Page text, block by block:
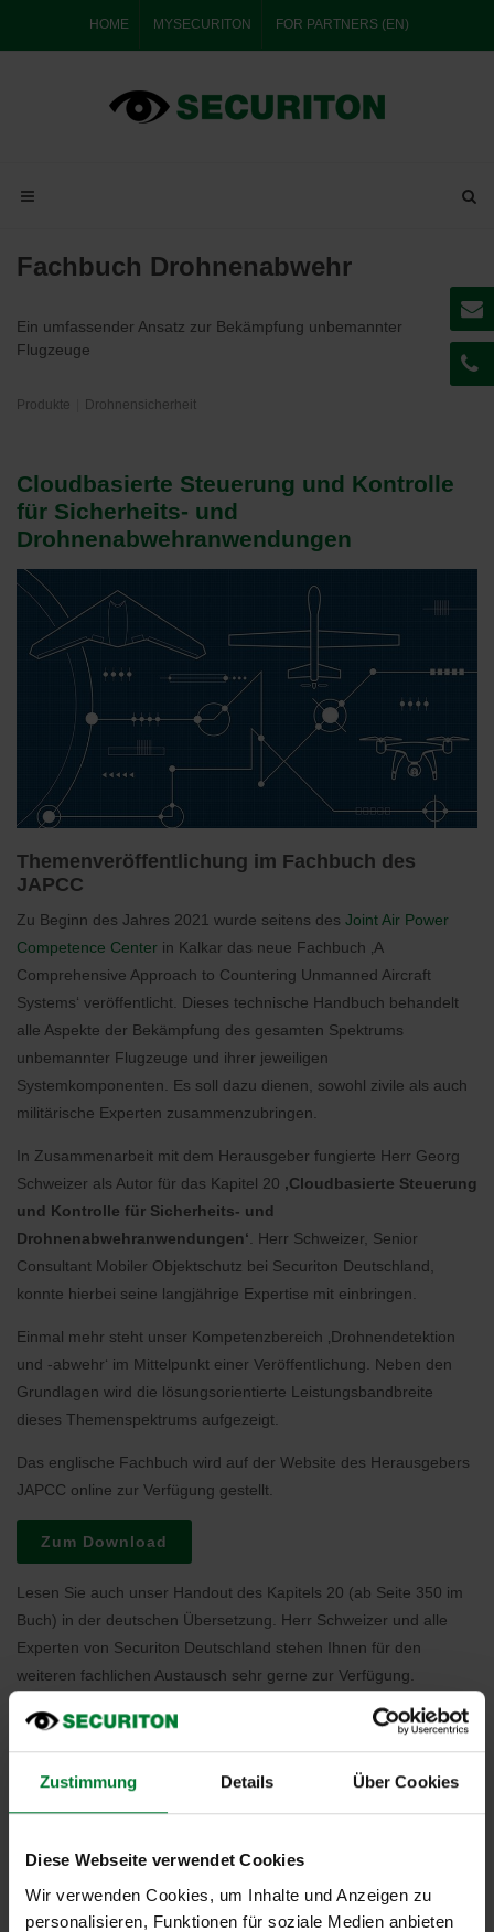
Zustimmung Details Über Cookies
Diese Webseite verwendet Cookies
Wir verwenden Cookies, um Inhalte und Anzeigen zu
personalisieren, Funktionen für soziale Medien anbieten
HOME MYSECURITON FOR PARTNERS (EN)
Fachbuch Drohnenabwehr
Ein umfassender Ansatz zur Bekämpfung unbemannter
Flugzeuge
Produkte Drohnensicherheit
Cloudbasierte Steuerung und Kontrolle
für Sicherheits- und
Drohnenabwehranwendungen
Themenveröffentlichung im Fachbuch des
JAPCC
Zu Beginn des Jahres 2021 wurde seitens des Joint Air Power
Competence Center in Kalkar das neue Fachbuch ‚A
Comprehensive Approach to Countering Unmanned Aircraft
Systems‘ veröffentlicht. Dieses technische Handbuch behandelt
alle Aspekte der Bekämpfung des gesamten Spektrums
unbemannter Flugzeuge und ihrer jeweiligen
Systemkomponenten. Es soll dazu dienen, sowohl zivile als auch
militärische Experten zusammenzubringen.
In Zusammenarbeit mit dem Herausgeber fungierte Herr Georg
Schweizer als Autor für das Kapitel 20 ‚Cloudbasierte Steuerung
und Kontrolle für Sicherheits- und
Drohnenabwehranwendungen‘ . Herr Schweizer, Senior
Consultant Mobiler Objektschutz bei Securiton Deutschland,
konnte hierbei seine langjährige Expertise mit einbringen.
Einmal mehr steht unser Kompetenzbereich ‚Drohnendetektion
und -abwehr‘ im Mittelpunkt einer Veröffentlichung. Neben den
Grundlagen wird die lösungsorientierte Leistungsbandbreite
dieses Themenspektrums aufgezeigt.
Das englische Fachbuch wird auf der Website des Herausgebers
JAPCC online zur Verfügung gestellt.
Zum Download
Lesen Sie auch unser Handout des Kapitels 20 (ab Seite 350 im
Buch) in der deutschen Übersetzung. Herr Schweizer und alle
Experten von Securiton Deutschland stehen Ihnen für den
weiteren fachlichen Austausch sehr gerne zur Verfügung.
Handout Kapitel 20 zum Download